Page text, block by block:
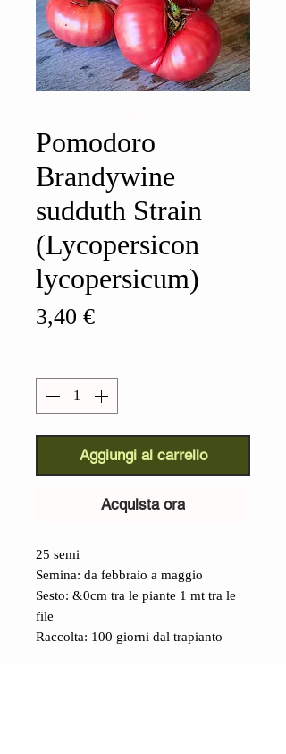
Pomodoro
Brandywine
sudduth Strain
(Lycopersicon
lycopersicum)
3,40 €Prezzo
Aggiungi al carrello
Acquista ora
25 semi
Semina: da febbraio a maggio
Sesto: &0cm tra le piante 1 mt tra le
file
Raccolta: 100 giorni dal trapianto